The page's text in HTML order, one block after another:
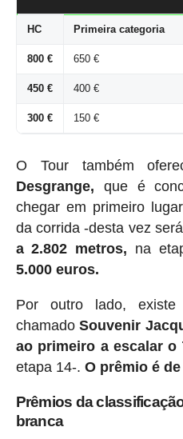
HC Primeira categoria
800 € 650 €
450 € 400 €
300 € 150 €
O Tour também
Desgrange, que é
chegar em primeiro
da corrida -desta vez
a 2.802 metros, na
5.000 euros.
Por outro lado, existe
chamadoSouvenir
ao primeiro a escalar o
etapa 14-. O prêmio é
Prêmios da
branca